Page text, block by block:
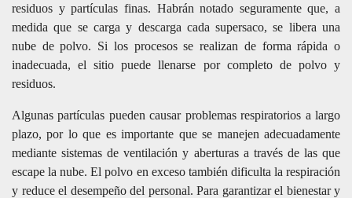
residuos y partículas finas. Habrán notado seguramente que, a
medida que se carga y descarga cada supersaco, se libera una
nube de polvo. Si los procesos se realizan de forma rápida o
inadecuada, el sitio puede llenarse por completo de polvo y
residuos.
Algunas partículas pueden causar problemas respiratorios a largo
plazo, por lo que es importante que se manejen adecuadamente
mediante sistemas de ventilación y aberturas a través de las que
escape la nube. El polvo en exceso también dificulta la respiración
y reduce el desempeño del personal. Para garantizar el bienestar y